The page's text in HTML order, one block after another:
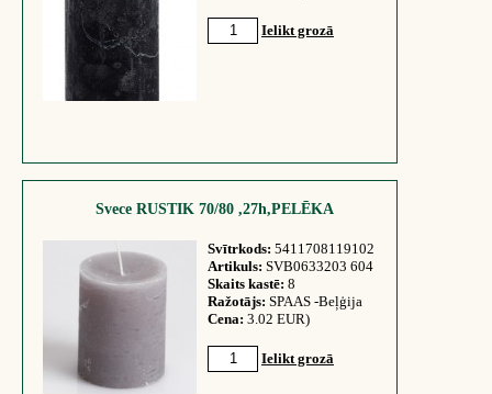
Ielikt grozā
Svece RUSTIK 70/80 ,27h,PELĒKA
Svītrkods: 5411708119102
Artikuls: SVB0633203 604
Skaits kastē: 8
Ražotājs: SPAAS -Beļģija
Cena: 3.02 EUR)
Ielikt grozā